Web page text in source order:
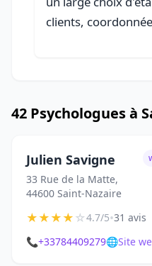
clients,
42 Psychologues à
Julien Savigne
33 Rue de la Matte,
44600 Saint-Nazaire
★★★★☆4.7/5•31 avis
📞+33784409279🌐Site